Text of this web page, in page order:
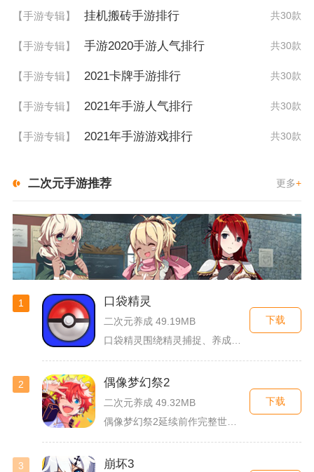
【手游专辑】 挂机搬砖手游排行 共30款
【手游专辑】 手游2020手游人气排行 共30款
【手游专辑】 2021卡牌手游排行 共30款
【手游专辑】 2021年手游人气排行 共30款
【手游专辑】 2021年手游游戏排行 共30款
二次元手游推荐 更多+
1 口袋精灵
二次元养成 49.19MB
下载
2 偶像梦幻祭2
二次元养成 49.32MB
下载
3 崩坏3